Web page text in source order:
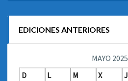
EDICIONES ANTERIORES
MAYO 2025
D
L M X J